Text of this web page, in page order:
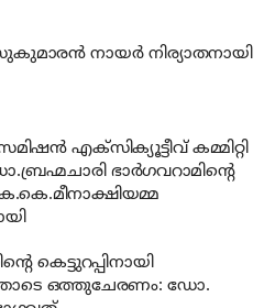
നായര്‍ നിര്യാതനായി
എക്‌സിക്യൂട്ടീവ് കമ്മിറ്റി
ഭാര്‍ഗവറാമിന്റെ
കെട്ടുറപ്പിനായി
ഒത്തുചേരണം: ഡോ.